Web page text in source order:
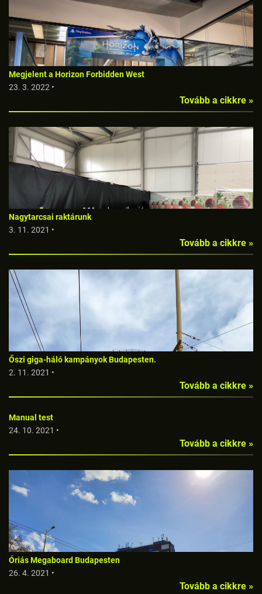
Megjelent a Horizon Forbidden West
23. 3. 2022 •
Tovább a cikkre »
Nagytarcsai raktárunk
3. 11. 2021 •
Tovább a cikkre »
Őszi giga-háló kampányok Budapesten.
2. 11. 2021 •
Tovább a cikkre »
Manual test
24. 10. 2021 •
Tovább a cikkre »
Óriás Megaboard Budapesten
26. 4. 2021 •
Tovább a cikkre »